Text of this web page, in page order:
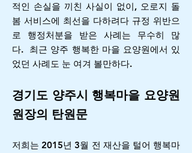
적인 손실을 끼친 사실이 없이, 오로지 돌
봄 서비스에 최선을 다하려다 규정 위반으
로 행정처분을 받은 사례는 무수히 많
다. 최근 양주 행복한 마을 요양원에서 있
었던 사례도 눈 여겨 볼만하다.
경기도 양주시 행복마을 요양원
원장의 탄원문
저희는 2015년 3월 전 재산을 털어 행복마